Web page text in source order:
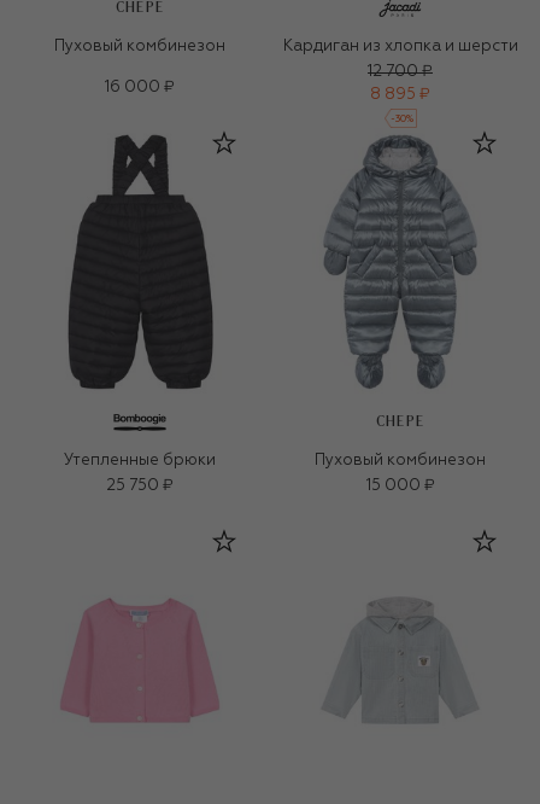
CHEPE
Пуховый комбинезон
16 000 ₽
Кардиган из хлопка и шерсти
12 700 ₽
8 895 ₽
-30%
Утепленные брюки
25 750 ₽
CHEPE
Пуховый комбинезон
15 000 ₽